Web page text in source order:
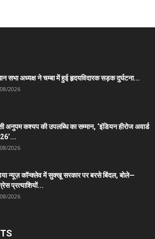
सभा अध्यक्ष ने चम्बा में हुई हृदयविदारक सड़क दुर्घटना...
2026
अनुपम कश्यप की उपलब्धि का सम्मान, ‘इंडियन हीरोज अवार्ड
2026
न्यूज़ कॉन्क्लेव में सुक्खू सरकार पर बरसे बिंदल, बोले—
प्रत्याशियों...
2026